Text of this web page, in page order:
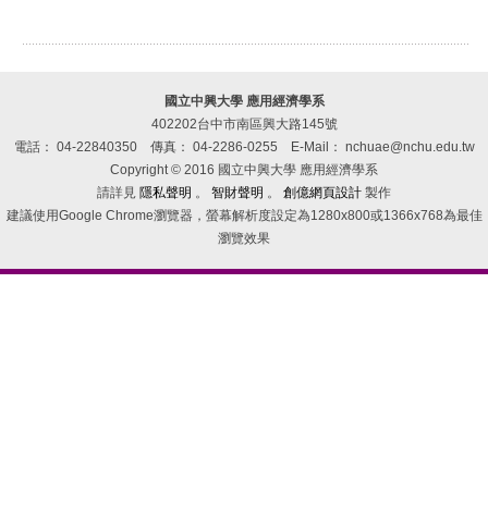
國立中興大學 應用經濟學系
402202台中市南區興大路145號
電話： 04-22840350
傳真： 04-2286-0255
E-Mail： nchuae@nchu.edu.tw
Copyright © 2016 國立中興大學 應用經濟學系
請詳見 隱私聲明 。 智財聲明 。 創億網頁設計 製作
建議使用Google Chrome瀏覽器，螢幕解析度設定為1280x800或1366x768為最佳
瀏覽效果